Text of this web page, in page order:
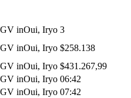
inOui, Iryo 3
inOui, Iryo $258.138
inOui, Iryo $431.267,99
inOui, Iryo 06:42
inOui, Iryo 07:42